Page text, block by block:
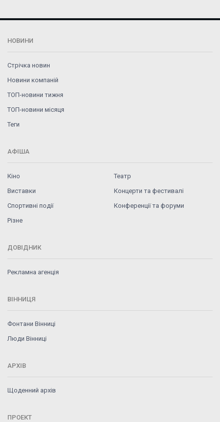
НОВИНИ
Стрічка новин
Новини компаній
ТОП-новини тижня
ТОП-новини місяця
Теги
АФІША
Кіно
Театр
Виставки
Концерти та фестивалі
Спортивні події
Конференції та форуми
Різне
ДОВІДНИК
Рекламна агенція
ВІННИЦЯ
Фонтани Вінниці
Люди Вінниці
АРХІВ
Щоденний архів
ПРОЕКТ